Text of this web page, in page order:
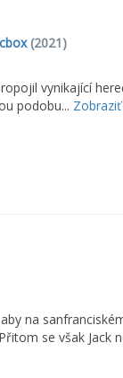
(2021)
vynikající
podobu...
na
se však Jack